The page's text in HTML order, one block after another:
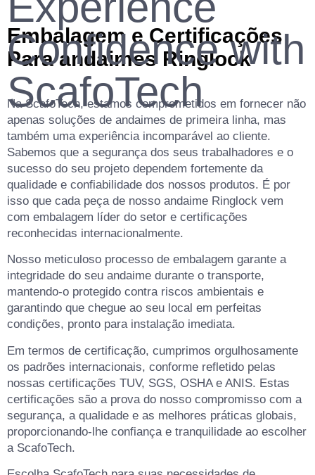
Embalagem eCertificações
Para andaimes Ringlock
Na ScafoTech, estamos comprometidos em fornecer não
apenas soluções de andaimes de primeira linha, mas
também uma experiência incomparável ao cliente.
Sabemos que a segurança dos seus trabalhadores e o
sucesso do seu projeto dependem fortemente da
qualidade e confiabilidade dos nossos produtos. É por
isso que cada peça de nosso andaime Ringlock vem
com embalagem líder do setor e certificações
reconhecidas internacionalmente.
Nosso meticuloso processo de embalagem garante a
integridade do seu andaime durante o transporte,
mantendo-o protegido contra riscos ambientais e
garantindo que chegue ao seu local em perfeitas
condições, pronto para instalação imediata.
Em termos de certificação, cumprimos orgulhosamente
os padrões internacionais, conforme refletido pelas
nossas certificações TUV, SGS, OSHA e ANIS. Estas
certificações são a prova do nosso compromisso com a
segurança, a qualidade e as melhores práticas globais,
proporcionando-lhe confiança e tranquilidade ao escolher
a ScafoTech.